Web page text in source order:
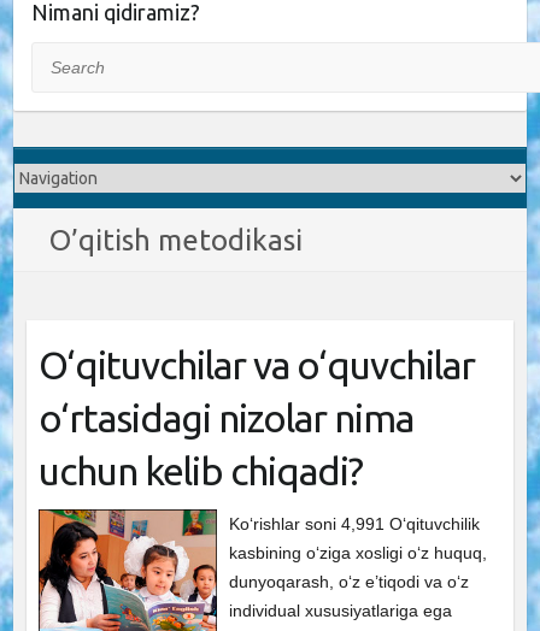
Nimani qidiramiz?
O’qitish metodikasi
O‘qituvchilar va o‘quvchilar
o‘rtasidagi nizolar nima
uchun kelib chiqadi?
Ko‘rishlar soni 4,991 O‘qituvchilik
kasbining o‘ziga xosligi o‘z huquq,
dunyoqarash, o‘z e’tiqodi va o‘z
individual xususiyatlariga ega